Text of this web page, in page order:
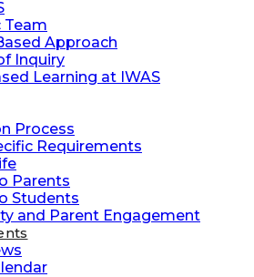
Team
Approach
Inquiry
Learning at IWAS
Process
Requirements
Parents
Students
and Parent Engagement